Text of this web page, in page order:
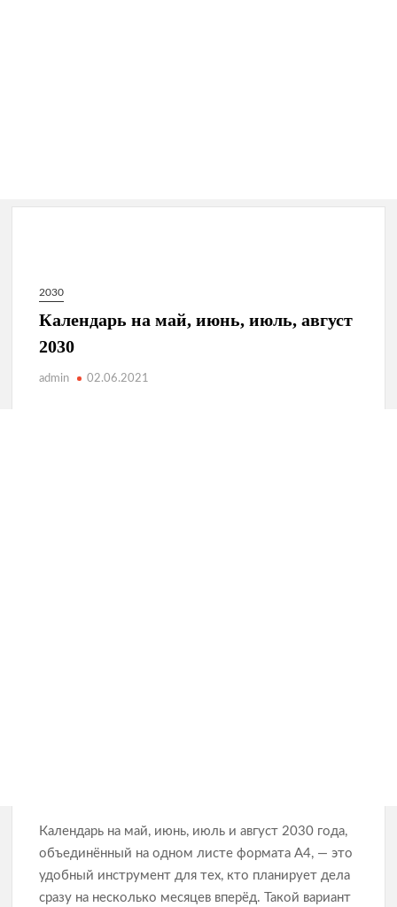
2030
Календарь на май, июнь, июль, август
2030
admin 02.06.2021
Календарь на май, июнь, июль и август 2030 года,
объединённый на одном листе формата А4, — это
удобный инструмент для тех, кто планирует дела
сразу на несколько месяцев вперёд. Такой вариант